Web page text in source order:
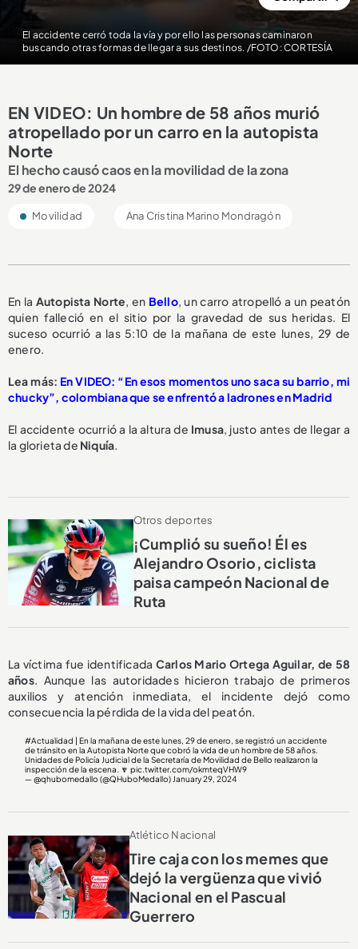
El accidente cerró toda la vía y por ello las personas caminaron
buscando otras formas de llegar a sus destinos. /FOTO: CORTESÍA
EN VIDEO: Un hombre de 58 años murió
atropellado por un carro en la autopista
Norte
El hecho causó caos en la movilidad de la zona
29 de enero de 2024
Movilidad Ana Cristina Marino Mondragón
En la Autopista Norte, en Bello, un carro atropelló a un peatón
quien falleció en el sitio por la gravedad de sus heridas. El
suceso ocurrió a las 5:10 de la mañana de este lunes, 29 de
enero.
Lea más: En VIDEO: “En esos momentos uno saca su barrio, mi
chucky”, colombiana que se enfrentó a ladrones en Madrid
El accidente ocurrió a la altura de Imusa, justo antes de llegar a
la glorieta de Niquía.
Otros deportes
¡Cumplió su sueño! Él es
Alejandro Osorio, ciclista
paisa campeón Nacional de
Ruta
La víctima fue identificada Carlos Mario Ortega Aguilar, de 58
años. Aunque las autoridades hicieron trabajo de primeros
auxilios y atención inmediata, el incidente dejó como
consecuencia la pérdida de la vida del peatón.
#Actualidad | En la mañana de este lunes, 29 de enero, se registró un accidente
de tránsito en la Autopista Norte que cobró la vida de un hombre de 58 años.
Unidades de Policía Judicial de la Secretaría de Movilidad de Bello realizaron la
inspección de la escena. 🔽pic.twitter.com/okmteqVHW9
— @qhubomedallo (@QHuboMedallo) January 29, 2024
Atlético Nacional
Tire caja con los memes que
dejó la vergüenza que vivió
Nacional en el Pascual
Guerrero